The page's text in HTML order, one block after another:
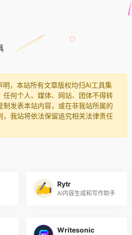
，本站所有文章版权均归AI工具集
任何个人、媒体、网站、团体不得转
制发表本站内容，或在非我站所属的
，我站将依法保留追究相关法律责任
Rytr
AI内容生成和写作助手
Writesonic